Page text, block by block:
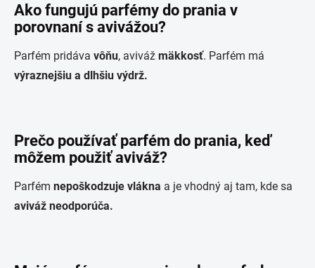
Ako fungujú parfémy do prania v
porovnaní s avivážou?
Parfém pridáva vôňu, aviváž mäkkosť. Parfém má
výraznejšiu a dlhšiu výdrž.
Prečo používať parfém do prania, keď
môžem použiť aviváž?
Parfém nepoškodzuje vlákna a je vhodný aj tam, kde sa
aviváž neodporúča.